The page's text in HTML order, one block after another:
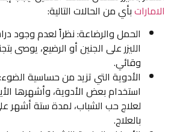
الاماراتبأي من الحالات التالية:
الحمل والرضاعة: نظراً لعدم وجود
الليزر على الجنين أو الرضيع، يوصى
وقائي.
الأدوية التي تزيد من حساسية
لعلاج حب الشباب، لمدة ستة أشهر
بالعلاج.